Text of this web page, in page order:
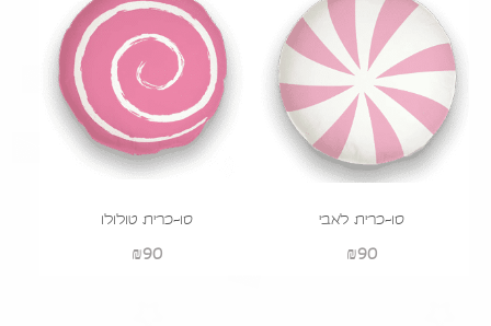
סו-כרית לאבי
₪90
סו-כרית טולולו
₪90